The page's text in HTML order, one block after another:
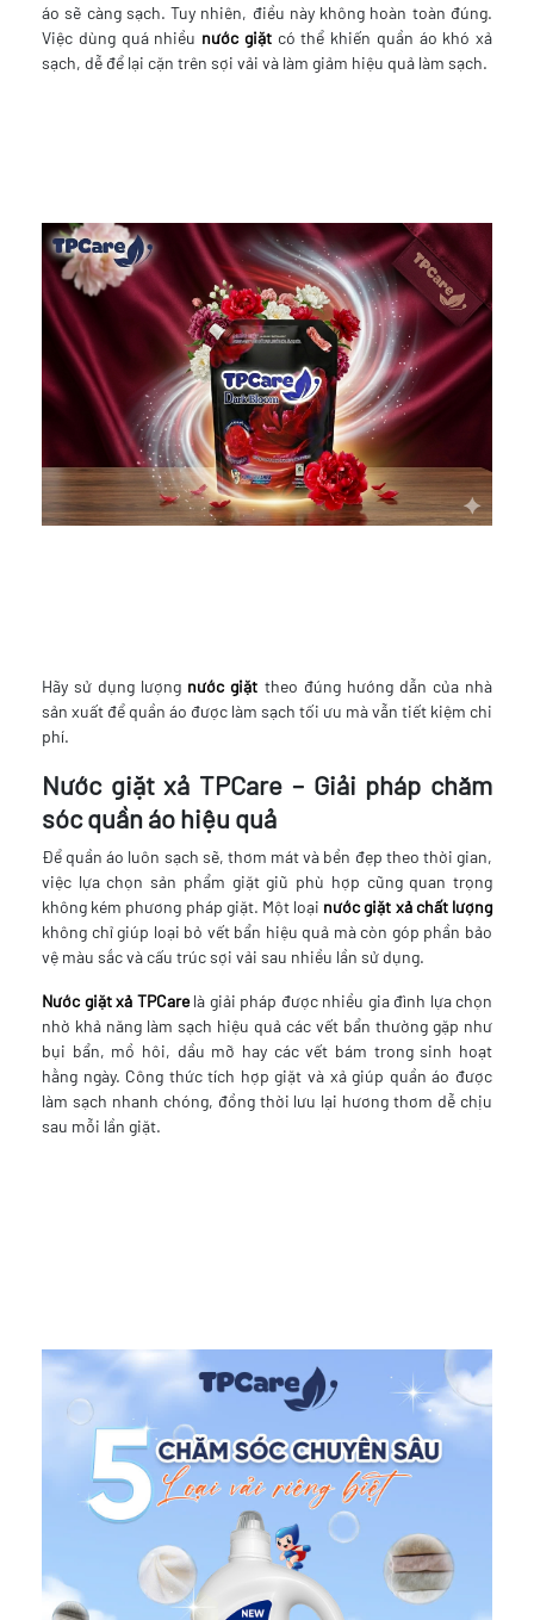
áo sẽ càng sạch. Tuy nhiên, điều này không hoàn toàn đúng.
Việc dùng quá nhiều nước giặtcó thể khiến quần áo khó xả
sạch, dễ để lại cặn trên sợi vải và làm giảm hiệu quả làm sạch.
Hãy sử dụng lượng nước giặt theo đúng hướng dẫn của nhà
sản xuất để quần áo được làm sạch tối ưu mà vẫn tiết kiệm chi
phí.
Nước giặt xả TPCare – Giải pháp chăm
sóc quần áo hiệu quả
Để quần áo luôn sạch sẽ, thơm mát và bền đẹp theo thời gian,
việc lựa chọn sản phẩm giặt giũ phù hợp cũng quan trọng
không kém phương pháp giặt. Một loại nước giặt xả chất lượng
không chỉ giúp loại bỏ vết bẩn hiệu quả mà còn góp phần bảo
vệ màu sắc và cấu trúc sợi vải sau nhiều lần sử dụng.
Nước giặt xả TPCarelà giải pháp được nhiều gia đình lựa chọn
nhờ khả năng làm sạch hiệu quả các vết bẩn thường gặp như
bụi bẩn, mồ hôi, dầu mỡ hay các vết bám trong sinh hoạt
hằng ngày. Công thức tích hợp giặt và xả giúp quần áo được
làm sạch nhanh chóng, đồng thời lưu lại hương thơm dễ chịu
sau mỗi lần giặt.